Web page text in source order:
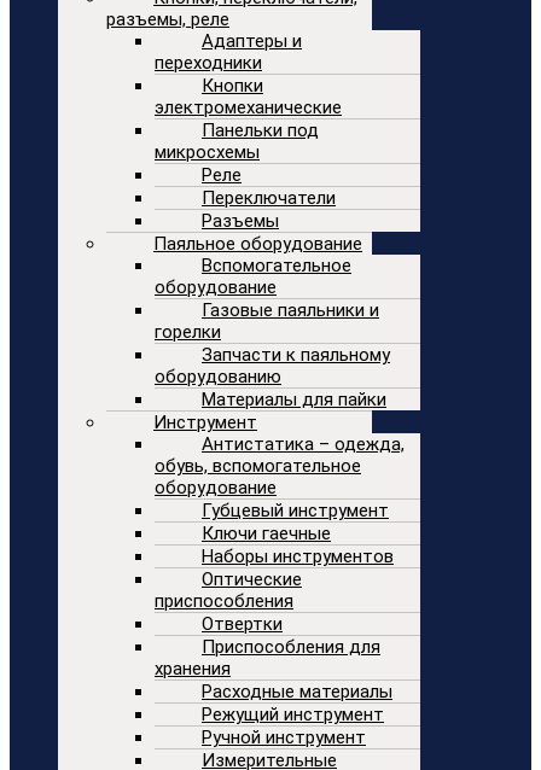
разъемы, реле
Адаптеры и
переходники
Кнопки
электромеханические
Панельки под
микросхемы
Реле
Переключатели
Разъемы
Паяльное оборудование
Вспомогательное
оборудование
Газовые паяльники и
горелки
Запчасти к паяльному
оборудованию
Материалы для пайки
Инструмент
Антистатика – одежда,
обувь, вспомогательное
оборудование
Губцевый инструмент
Ключи гаечные
Наборы инструментов
Оптические
приспособления
Отвертки
Приспособления для
хранения
Расходные материалы
Режущий инструмент
Ручной инструмент
Измерительные